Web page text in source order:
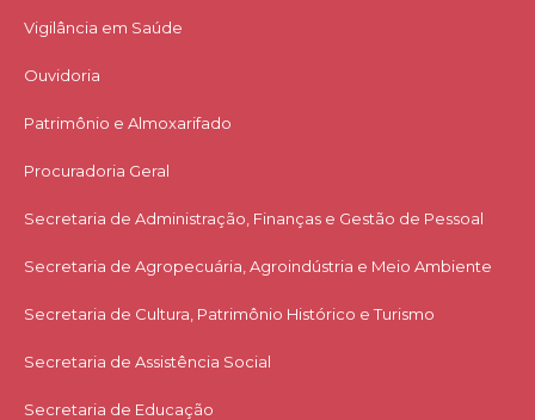
Vigilância em Saúde
Ouvidoria
Patrimônio e Almoxarifado
Procuradoria Geral
Secretaria de Administração, Finanças e Gestão de Pessoal
Secretaria de Agropecuária, Agroindústria e Meio Ambiente
Secretaria de Cultura, Patrimônio Histórico e Turismo
Secretaria de Assistência Social
Secretaria de Educação